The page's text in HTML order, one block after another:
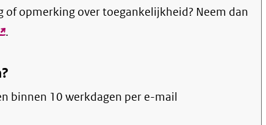
of opmerking over toegankelijkheid? Neem dan
.
binnen 10 werkdagen per e-mail